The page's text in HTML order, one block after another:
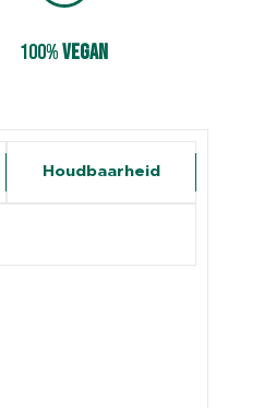
100%vegan
Houdbaarheid